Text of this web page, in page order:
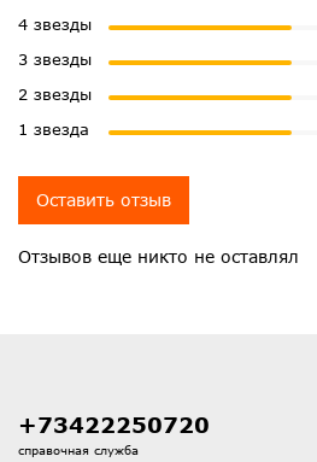
Отзывов еще никто не оставлял
4 звезды
3 звезды
2 звезды
1 звезда
Оставить отзыв
+73422250720
справочная служба